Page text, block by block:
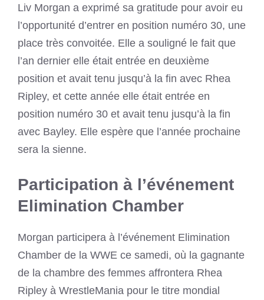
Liv Morgan a exprimé sa gratitude pour avoir eu
l’opportunité d’entrer en position numéro 30, une
place très convoitée. Elle a souligné le fait que
l’an dernier elle était entrée en deuxième
position et avait tenu jusqu’à la fin avec Rhea
Ripley, et cette année elle était entrée en
position numéro 30 et avait tenu jusqu’à la fin
avec Bayley. Elle espère que l’année prochaine
sera la sienne.
Participation à l’événement
Elimination Chamber
Morgan participera à l’événement Elimination
Chamber de la WWE ce samedi, où la gagnante
de la chambre des femmes affrontera Rhea
Ripley à WrestleMania pour le titre mondial